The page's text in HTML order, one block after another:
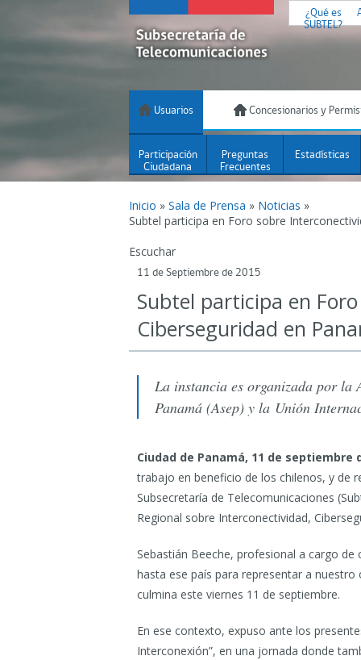
¿Qué es
SUBTEL?
Usuarios Concesionarios y
Participación
Ciudadana
Preguntas
Frecuentes
Estadísticas
Inicio » Sala de Prensa » Noticias »
Subtel participa en Foro sobre
Escuchar
11 de Septiembre de 2015
Subtel participa en
Ciberseguridad en
La instancia es organizada por la
Panamá (Asep) y la Unión
Ciudad de Panamá, 11 de septiembre
trabajo en beneficio de los chilenos, y de
Subsecretaría de Telecomunicaciones
Regional sobre Interconectividad,
Sebastián Beeche, profesional a cargo
hasta ese país para representar a
culmina este viernes 11 de septiembre.
En ese contexto, expuso ante los
Interconexión”, en una jornada donde